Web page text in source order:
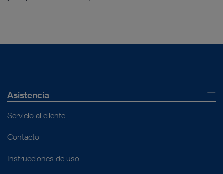
Asistencia
Servicio al cliente
Contacto
Instrucciones de uso